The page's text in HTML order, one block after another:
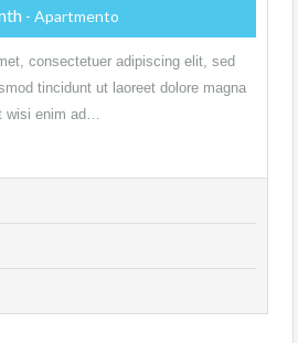
- Apartmento
consectetuer adipiscing elit, sed
tincidunt ut laoreet dolore magna
wisi enim ad…